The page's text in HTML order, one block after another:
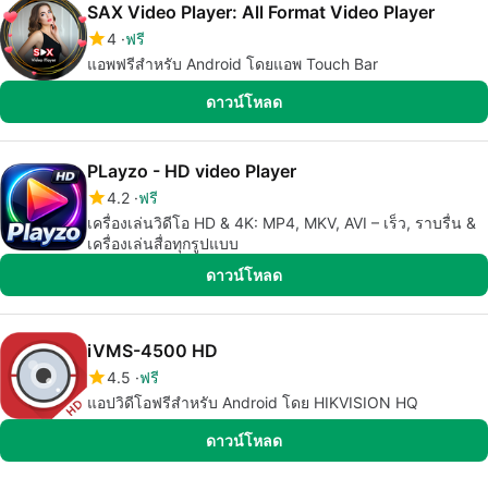
SAX Video Player: All Format Video Player
4 ฟรี
แอพฟรีสำหรับ Android โดยแอพ Touch Bar
ดาวน์โหลด
PLayzo - HD video Player
4.2 ฟรี
เครื่องเล่นวิดีโอ HD & 4K: MP4, MKV, AVI – เร็ว, ราบรื่น &
เครื่องเล่นสื่อทุกรูปแบบ
ดาวน์โหลด
iVMS-4500 HD
4.5 ฟรี
แอปวิดีโอฟรีสำหรับ Android โดย HIKVISION HQ
ดาวน์โหลด